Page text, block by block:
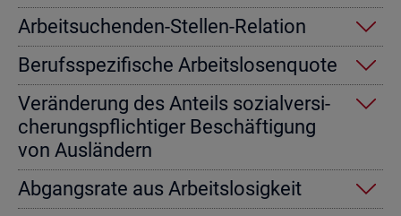
Ar­beit­su­chen­den-Stel­len-Re­la­ti­on
Be­rufs­spe­zi­fi­sche Ar­beits­lo­sen­quo­te
Ver­än­de­rung des An­teils so­zi­al­ver­si­
che­rungs­pflich­ti­ger Be­schäf­ti­gung
von Aus­län­dern
Ab­gangs­ra­te aus Ar­beits­lo­sig­keit